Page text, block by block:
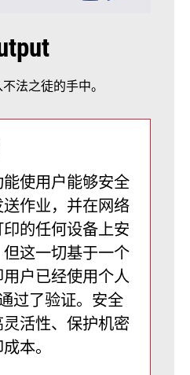
法之徒的手中。
使用户能够安全
作业，并在网络
的任何设备上安
这一切基于一个
户已经使用个人
过了验证。安全
活性、保护机密
本。